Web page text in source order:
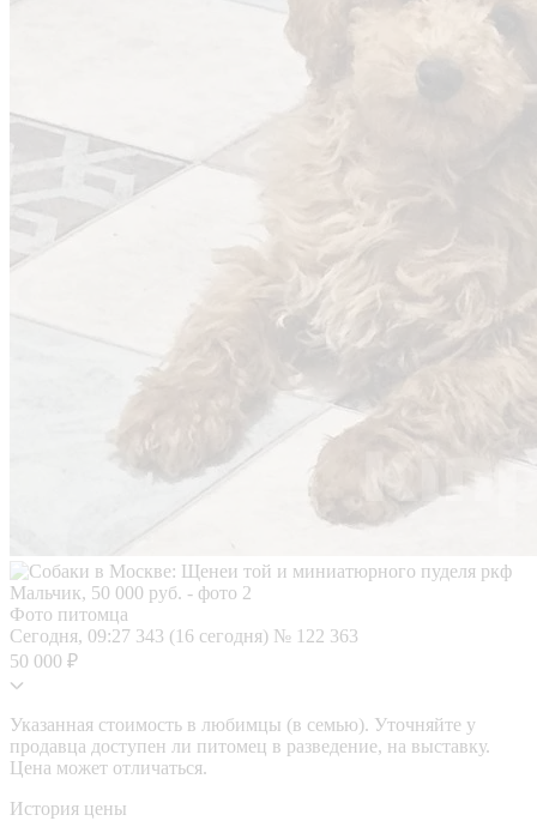
Фото питомца
Сегодня, 09:27 343 (16 сегодня) № 122 363
50 000 ₽
Указанная стоимость в любимцы (в семью). Уточняйте у
продавца доступен ли питомец в разведение, на выставку.
Цена может отличаться.
История цены